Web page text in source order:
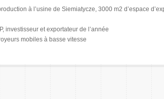
à l’usine de Siemiatycze, 3000 m2 d’espace
investisseur et exportateur de l’année
mobiles à basse vitesse